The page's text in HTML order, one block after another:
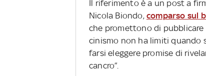
Il riferimento è a un post a
Nicola Biondo, comparso sul
che promettono di pubblicare
cinismo non ha limiti quando
farsi eleggere promise di
cancro”.